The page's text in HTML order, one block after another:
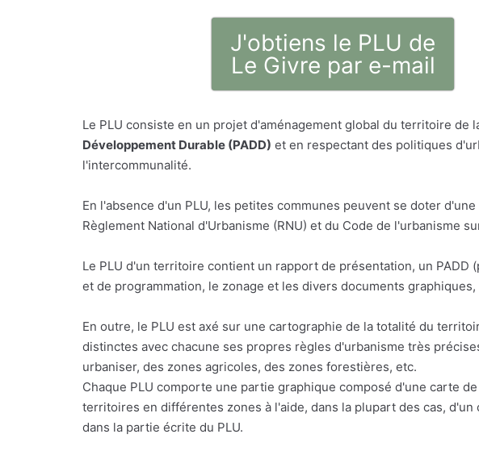
J'obtiens le PLU de
Le Givre par e-mail
Le PLU consiste en un projet d'aménagement global du territoire de
Développement Durable (PADD) et en respectant des politiques
l'intercommunalité.
En l'absence d'un PLU, les petites communes peuvent se doter
Règlement National d'Urbanisme (RNU) et du Code de l'urbanisme
Le PLU d'un territoire contient un rapport de présentation, un
et de programmation, le zonage et les divers documents
En outre, le PLU est axé sur une cartographie de la totalité du
distinctes avec chacune ses propres règles d'urbanisme très
urbaniser, des zones agricoles, des zones forestières, etc.
Chaque PLU comporte une partie graphique composé d'une carte
territoires en différentes zones à l'aide, dans la plupart des cas,
dans la partie écrite du PLU.